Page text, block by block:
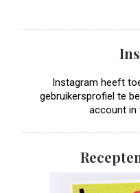
Instagram heeft
gebruikersprofiel te
account in